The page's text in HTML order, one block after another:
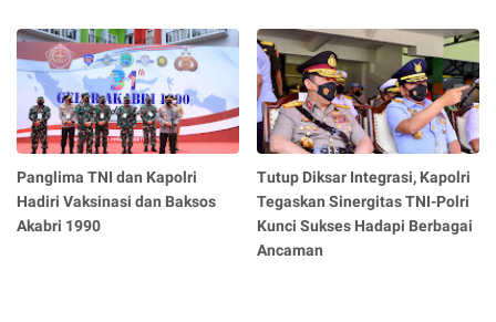
Panglima TNI dan Kapolri
Hadiri Vaksinasi dan Baksos
Akabri 1990
Tutup Diksar Integrasi, Kapolri
Tegaskan Sinergitas TNI-Polri
Kunci Sukses Hadapi Berbagai
Ancaman